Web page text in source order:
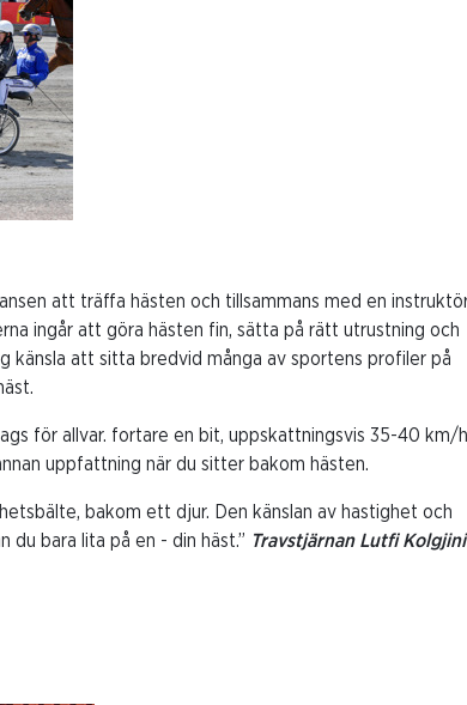
att träffa hästen och tillsammans med en
ingår att göra hästen fin, sätta på rätt utrustning och
känsla att sitta bredvid många av sportens profiler på
för allvar. fortare en bit, uppskattningsvis 35-40 km/
uppfattning när du sitter bakom hästen.
bakom ett djur. Den känslan av hastighet och
du bara lita på en - din häst.” Travstjärnan Lutfi